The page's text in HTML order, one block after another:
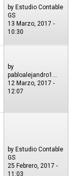
by Estudio Contable
GS
13 Marzo, 2017 -
10:30
by
pabloalejandro1...
12 Marzo, 2017 -
12:07
by Estudio Contable
GS
25 Febrero, 2017 -
11:03